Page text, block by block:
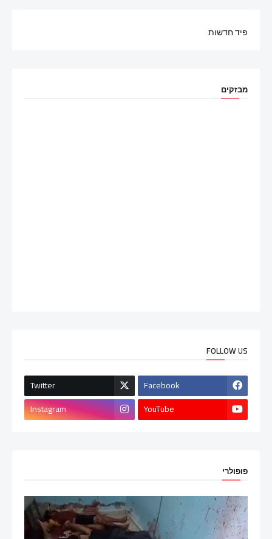
פיד חדשות
מבזקים
FOLLOW US
Facebook
Twitter
YouTube
Instagram
פופולרי